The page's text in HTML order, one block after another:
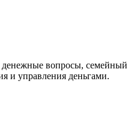
денежные вопросы,
и управления деньгами.